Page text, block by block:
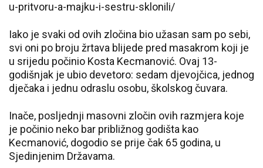
u-pritvoru-a-majku-i-sestru-sklonili/
Iako je svaki od ovih zločina bio užasan sam po sebi,
svi oni po broju žrtava blijede pred masakrom koji je
u srijedu počinio Kosta Kecmanović. Ovaj 13-
godišnjak je ubio devetoro: sedam djevojčica, jednog
dječaka i jednu odraslu osobu, školskog čuvara.
Inače, posljednji masovni zločin ovih razmjera koje
je počinio neko bar približnog godišta kao
Kecmanović, dogodio se prije čak 65 godina, u
Sjedinjenim Državama.